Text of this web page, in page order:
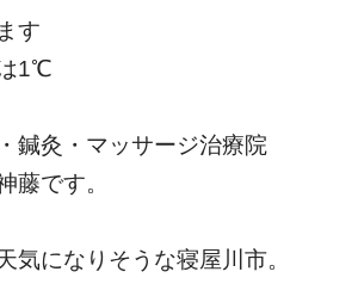
す
1℃
鍼灸・マッサージ治療院
藤です。
気になりそうな寝屋川市。